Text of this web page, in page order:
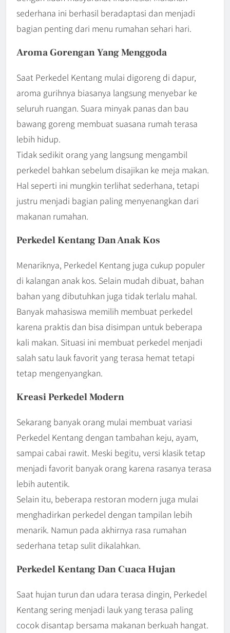
sederhana ini berhasil beradaptasi dan menjadi
bagian penting dari menu rumahan sehari hari.
Aroma Gorengan Yang Menggoda
Saat Perkedel Kentang mulai digoreng di dapur,
aroma gurihnya biasanya langsung menyebar ke
seluruh ruangan. Suara minyak panas dan bau
bawang goreng membuat suasana rumah terasa
lebih hidup.
Tidak sedikit orang yang langsung mengambil
perkedel bahkan sebelum disajikan ke meja makan.
Hal seperti ini mungkin terlihat sederhana, tetapi
justru menjadi bagian paling menyenangkan dari
makanan rumahan.
Perkedel Kentang Dan Anak Kos
Menariknya, Perkedel Kentang juga cukup populer
di kalangan anak kos. Selain mudah dibuat, bahan
bahan yang dibutuhkan juga tidak terlalu mahal.
Banyak mahasiswa memilih membuat perkedel
karena praktis dan bisa disimpan untuk beberapa
kali makan. Situasi ini membuat perkedel menjadi
salah satu lauk favorit yang terasa hemat tetapi
tetap mengenyangkan.
Kreasi Perkedel Modern
Sekarang banyak orang mulai membuat variasi
Perkedel Kentang dengan tambahan keju, ayam,
sampai cabai rawit. Meski begitu, versi klasik tetap
menjadi favorit banyak orang karena rasanya terasa
lebih autentik.
Selain itu, beberapa restoran modern juga mulai
menghadirkan perkedel dengan tampilan lebih
menarik. Namun pada akhirnya rasa rumahan
sederhana tetap sulit dikalahkan.
Perkedel Kentang Dan Cuaca Hujan
Saat hujan turun dan udara terasa dingin, Perkedel
Kentang sering menjadi lauk yang terasa paling
cocok disantap bersama makanan berkuah hangat.